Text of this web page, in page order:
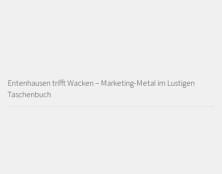
Entenhausen trifft Wacken – Marketing-Metal im Lustigen
Taschenbuch